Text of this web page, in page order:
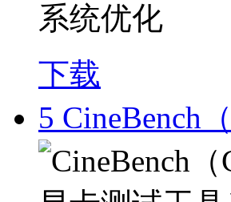
系统优化
下载
5 CineBench